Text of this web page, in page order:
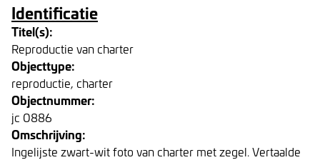
Identificatie
Titel(s):
Reproductie van charter
Objecttype:
reproductie, charter
Objectnummer:
jc 0886
Omschrijving:
Ingelijste zwart-wit foto van charter met zegel. Vertaalde